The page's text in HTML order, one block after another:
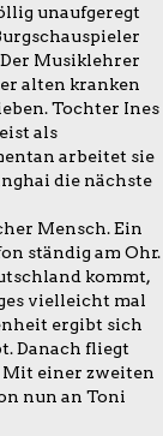
unaufgeregt
Musiklehrer
alten kranken
Tochter Ines
als
arbeitet sie
die nächste
Mensch. Ein
ständig am Ohr.
kommt,
vielleicht mal
ergibt sich
Danach fliegt
Mit einer zweiten
nun an Toni